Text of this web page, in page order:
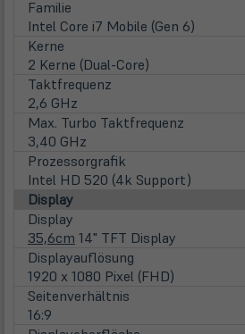
Familie
Intel Core i7 Mobile (Gen 6)
Kerne
2 Kerne (Dual-Core)
Taktfrequenz
2,6 GHz
Max. Turbo Taktfrequenz
3,40 GHz
Prozessorgrafik
Intel HD 520 (4k Support)
Display
Display
35,6cm 14" TFT Display
Displayauflösung
1920 x 1080 Pixel (FHD)
Seitenverhältnis
16:9